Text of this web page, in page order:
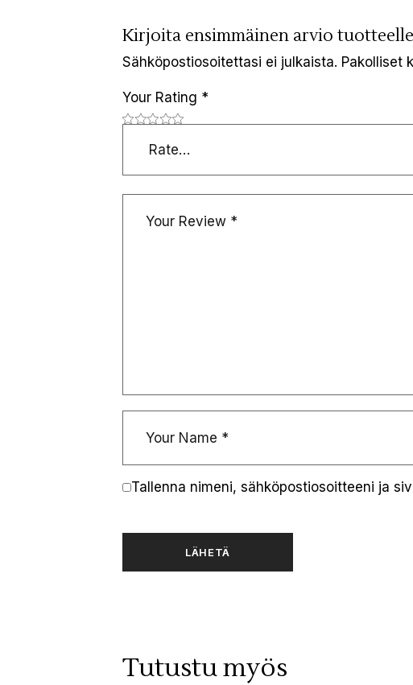
Kirjoita ensimmäinen arvio
Sähköpostiosoitettasi ei julkaista. Pakolliset
Your Rating *
Tallenna nimeni, sähköpostiosoitteeni ja
LÄHETÄ
Tutustu myös